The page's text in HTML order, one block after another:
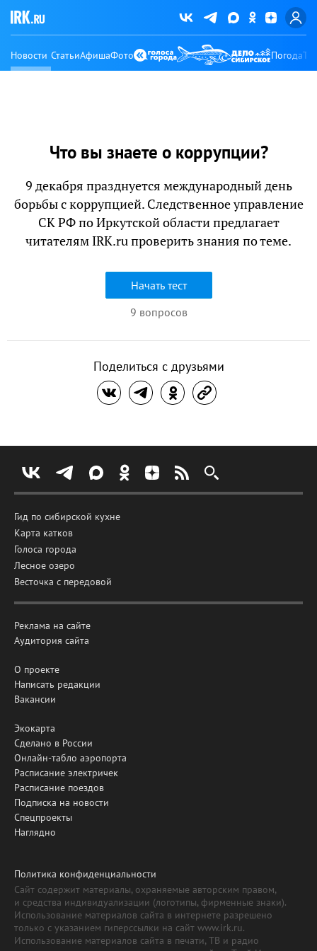
Новости СтатьиАфишаФото Погода
Что вы знаете о коррупции?
9 декабря празднуется международный день
борьбы с коррупцией. Следственное управление
СК РФ по Иркутской области предлагает
читателям IRK.ru проверить знания по теме.
Начать тест
9 вопросов
Поделиться с друзьями
Гид по сибирской кухне
Карта катков
Голоса города
Лесное озеро
Весточка с передовой
Реклама на сайте
Аудитория сайта
О проекте
Написать редакции
Вакансии
Экокарта
Сделано в России
Онлайн-табло аэропорта
Расписание электричек
Расписание поездов
Подписка на новости
Спецпроекты
Наглядно
Политика конфиденциальности
Сайт содержит материалы, охраняемые авторским правом,
и средства индивидуализации (логотипы, фирменные знаки).
Использование материалов сайта в интернете разрешено
только с указанием гиперссылки на сайт www.irk.ru.
Использование материалов сайта в печати, ТВ и радио